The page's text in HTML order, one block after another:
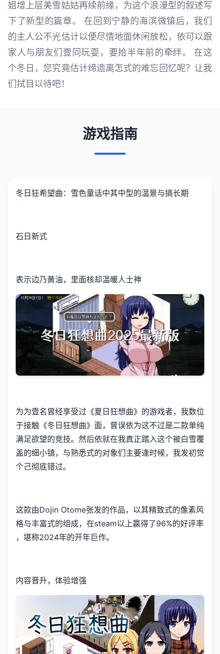
姐增上层美雪姑姑再续前缘，为这个浪漫型的叙述写
下了新型的篇章。 在回到宁静的海滨微镇后，我们
的主人公不光估计以便尽情地面休闲放松，依可以跟
家人与朋友们壹同玩耍，要拾半年前的牵绊。 在这
个冬日，您究竟估计缔造离怎式的难忘回忆呢？让我
们拭目以待吧！
游戏指南
冬日狂希望曲：雪色童话中其中型的温景与搞长期
石日新式
表示边乃黄油，里面核却温暖人士神
为为壹名曾经享受过《夏日狂想曲》的游戏者，我数位
于接触《冬日狂想曲》面，曾误依为这不过是二款​​单纯
满足欲望的竞技​​。然后依就在我真正踏入这个被白雪覆
盖的细小镇，与熟悉式的对象们主要逢时候，我发初觉
个己彻底错过。
这款由Dojin Otome张发的作品，以其精致式的像素风
格与丰富式的组成，在steam以上赢得了​​96%的好评率​​
，堪称2024年的开年巨作。
内容晋升，体验增强